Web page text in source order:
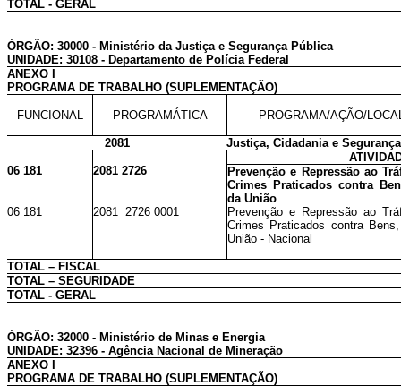
TOTAL - GERAL
ÓRGÃO: 30000 - Ministério da Justiça e Segurança Pública
UNIDADE: 30108 - Departamento de Polícia Federal
ANEXO I
PROGRAMA DE TRABALHO (SUPLEMENTAÇÃO)
FUNCIONAL PROGRAMÁTICA PROGRAMA/AÇÃO/
2081
Justiça, Cidadania e
06 181
2081 2726
Prevenção e Repressão ao
Crimes Praticados contra
da União
06 181
2081 2726 0001
Prevenção e Repressão ao
Crimes Praticados contra
União - Nacional
TOTAL – FISCAL
TOTAL – SEGURIDADE
TOTAL - GERAL
ÓRGÃO: 32000 - Ministério de Minas e Energia
UNIDADE: 32396 - Agência Nacional de Mineração
ANEXO I
PROGRAMA DE TRABALHO (SUPLEMENTAÇÃO)